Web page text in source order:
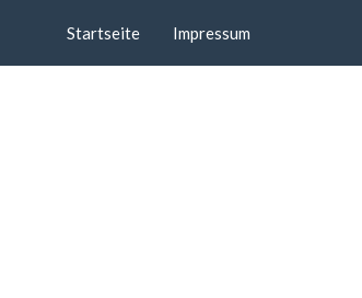
Startseite Impressum